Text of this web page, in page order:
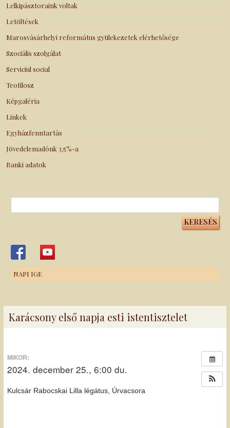
Lelkipásztoraink voltak
Letöltések
Marosvásárhelyi református gyülekezetek elérhetősége
Szociális szolgálat
Serviciul social
Teofilosz
Képgaléria
Linkek
Egyházfenntartás
Jövedelemadónk 3,5%-a
Banki adatok
NAPI IGE
Karácsony első napja esti istentisztelet
MIKOR:
2024. december 25., 6:00 du.
Kulcsár Rabocskai Lilla légátus, Úrvacsora